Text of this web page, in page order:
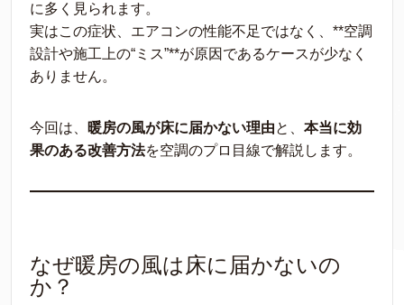
に多く見られます。
実はこの症状、エアコンの性能不足ではなく、**空調
設計や施工上の“ミス”**が原因であるケースが少なく
ありません。
今回は、 暖房の風が床に届かない理由と、 本当に効
果のある改善方法を空調のプロ目線で解説します。
なぜ暖房の風は床に届かないの
か？